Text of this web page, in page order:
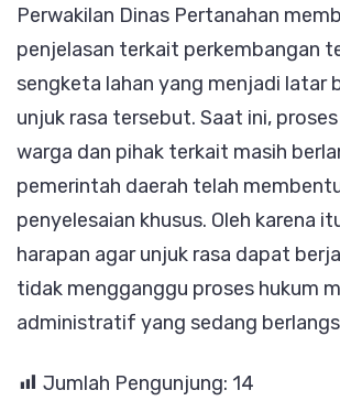
Perwakilan Dinas Pertanahan
penjelasan terkait perkembangan
sengketa lahan yang menjadi latar
unjuk rasa tersebut. Saat ini,
warga dan pihak terkait masih
pemerintah daerah telah
penyelesaian khusus. Oleh karena
harapan agar unjuk rasa dapat
tidak mengganggu proses hukum
administratif yang sedang
Jumlah Pengunjung: 14